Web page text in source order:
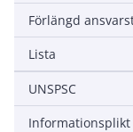
Lista
UNSPSC